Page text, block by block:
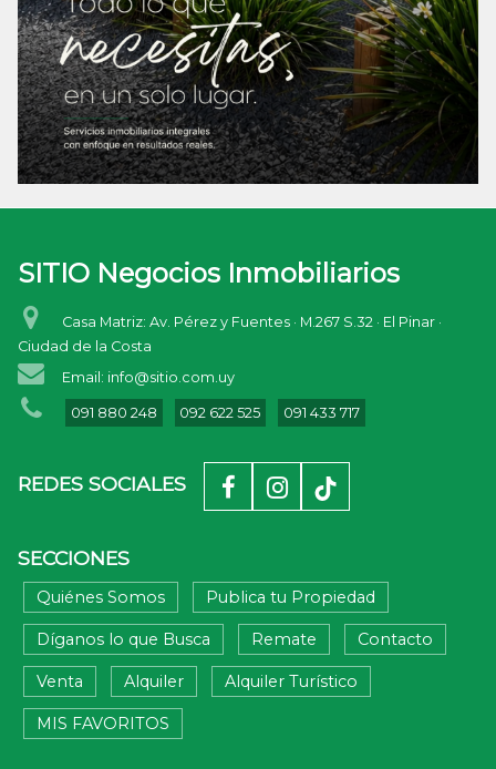
SITIO Negocios Inmobiliarios
Casa Matriz: Av. Pérez y Fuentes · M.267 S.32 · El Pinar ·
Ciudad de la Costa
Email: info@sitio.com.uy
091 880 248 092 622 525 091 433 717
REDES SOCIALES
SECCIONES
Quiénes Somos Publica tu Propiedad
Díganos lo que Busca Remate Contacto
Venta Alquiler Alquiler Turístico
MIS FAVORITOS